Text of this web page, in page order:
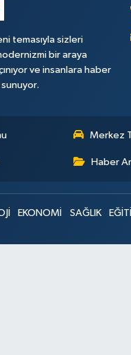
temasıyla sizleri
bir araya
ve insanlara haber
Merkez
Haber
EKONOMİ SAĞLIK